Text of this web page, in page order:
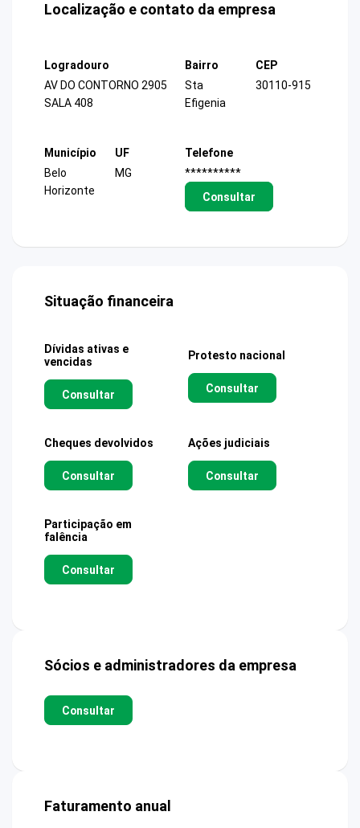
Localização e contato da empresa
Logradouro
AV DO CONTORNO 2905
SALA 408
Bairro
Sta
Efigenia
CEP
30110-915
Município
Belo
Horizonte
UF
MG
Telefone
**********
Consultar
Situação financeira
Dívidas ativas e
vencidas
Consultar
Protesto nacional
Consultar
Cheques devolvidos
Consultar
Ações judiciais
Consultar
Participação em
falência
Consultar
Sócios e administradores da empresa
Consultar
Faturamento anual